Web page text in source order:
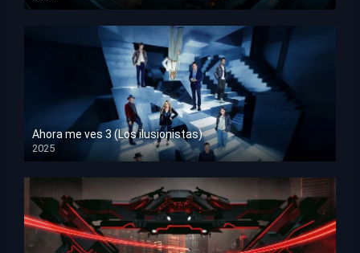
HD 1080p
Ahora me ves 3 (Los ilusionistas)
2025
HD 1080p